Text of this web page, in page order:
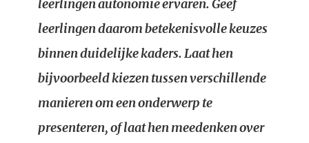
leerlingen autonomie ervaren. Geef
leerlingen daarom betekenisvolle keuzes
binnen duidelijke kaders. Laat hen
bijvoorbeeld kiezen tussen verschillende
manieren om een onderwerp te
presenteren, of laat hen meedenken over